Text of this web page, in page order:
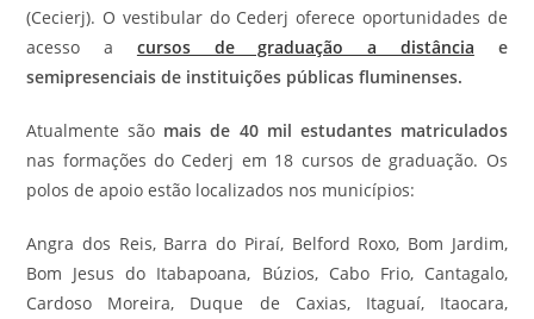
(Cecierj). O vestibular do Cederj oferece oportunidades de
acesso a cursos de graduação a distância e
semipresenciais de instituições públicas fluminenses.
Atualmente são mais de 40 mil estudantes matriculados
nas formações do Cederj em 18 cursos de graduação. Os
polos de apoio estão localizados nos municípios:
Angra dos Reis, Barra do Piraí, Belford Roxo, Bom Jardim,
Bom Jesus do Itabapoana, Búzios, Cabo Frio, Cantagalo,
Cardoso Moreira, Duque de Caxias, Itaguaí, Itaocara,